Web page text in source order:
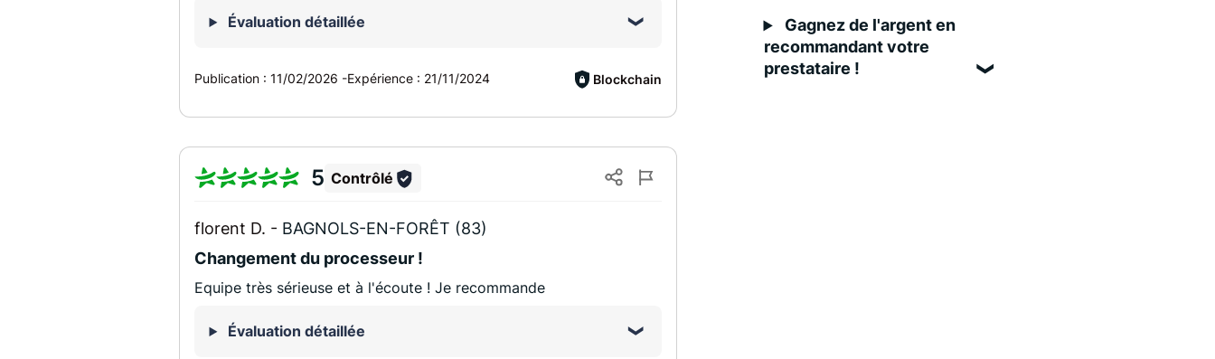
Évaluation détaillée
Publication :11/02/2026 -Expérience : 21/11/2024 Blockchain
5 Contrôlé
florent D. - BAGNOLS-EN-FORÊT (83)
Changement du processeur !
Equipe très sérieuse et à l'écoute ! Je recommande
Évaluation détaillée
Gagnez de l'argent en
recommandant votre
prestataire !